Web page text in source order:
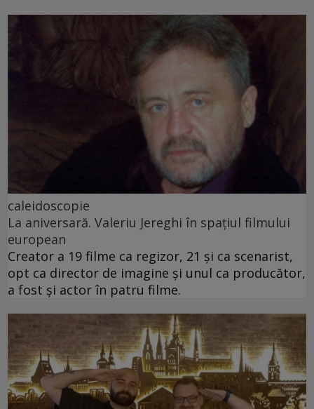
caleidoscopie
La aniversară. Valeriu Jereghi în spațiul filmului
european
Creator a 19 filme ca regizor, 21 și ca scenarist,
opt ca director de imagine și unul ca producător,
a fost și actor în patru filme.